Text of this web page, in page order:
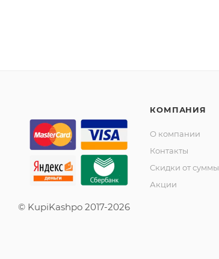
© KupiKashpo 2017-2026
КОМПАНИЯ
О компании
Контакты
Скидки от суммы
Акции